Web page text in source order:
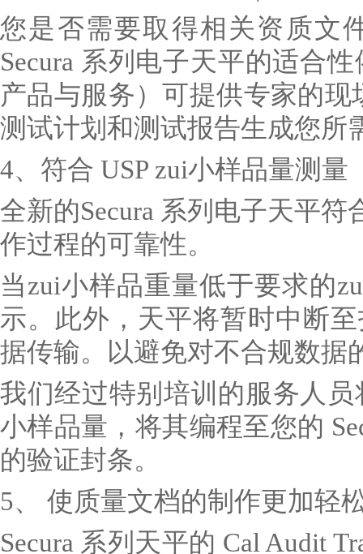
您是否需要取得相关资质文
Secura 系列电子天平的适合
产品与服务）可提供专家的
测试计划和测试报告生成您所
4、符合 USP zui小样品量测量
全新的Secura 系列电子天平
作过程的可靠性。
当zui小样品重量低于要求的
示。此外，天平将暂时中断
据传输。以避免对不合规数据
我们经过特别培训的服务人
小样品量，将其编程至您的
的验证封条。
5、 使质量文档的制作更加轻
Secura 系列天平的 Cal Audit